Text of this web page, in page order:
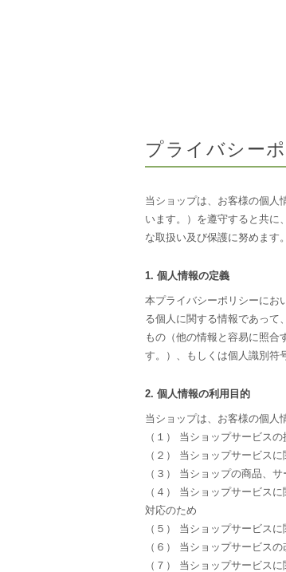
プライバシー
当ショップは、お客様の個人
います。）を遵守すると共に
な取扱い及び保護に努めます。
1. 個人情報の定義
本プライバシーポリシーにお
る個人に関する情報であって
もの（他の情報と容易に照合
す。）、もしくは個人識別符
2. 個人情報の利用目的
当ショップは、お客様の個人
（１） 当ショップサービス
（２） 当ショップサービス
（３） 当ショップの商品、
（４） 当ショップサービス
対応のため
（５） 当ショップサービス
（６） 当ショップサービス
（７） 当ショップサービス